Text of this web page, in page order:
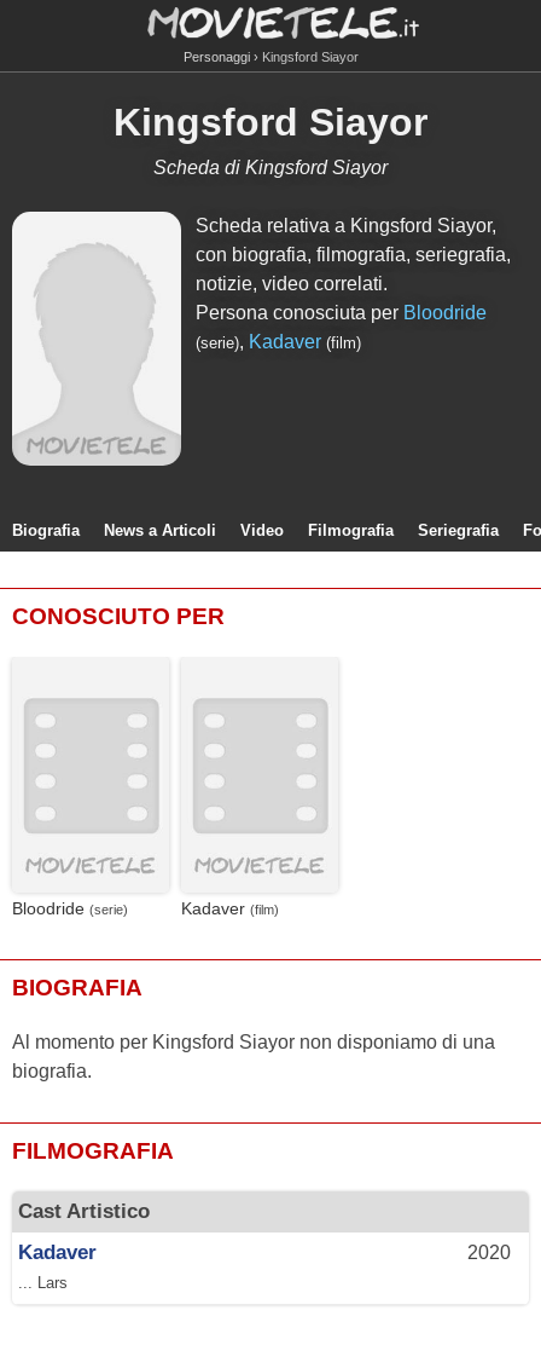
Personaggi Kingsford Siayor
Kingsford Siayor
Scheda di Kingsford Siayor
Scheda relativa a Kingsford Siayor,
con biografia, filmografia, seriegrafia,
notizie, video correlati.
Persona conosciuta per Bloodride
(serie), Kadaver (film)
Biografia News a Articoli Video Filmografia Seriegrafia
CONOSCIUTO PER
Bloodride (serie) Kadaver (film)
BIOGRAFIA
Al momento per Kingsford Siayor non disponiamo di una
biografia.
FILMOGRAFIA
Cast Artistico
2020
Kadaver
... Lars